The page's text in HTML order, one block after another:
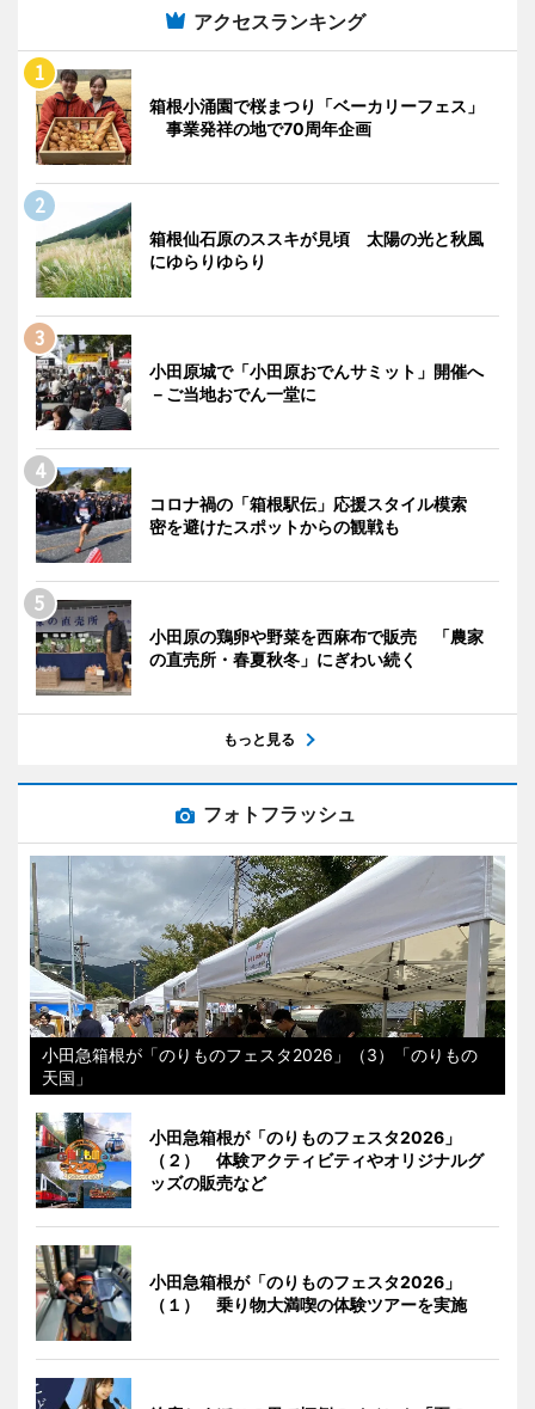
アクセスランキング
箱根小涌園で桜まつり「ベーカリーフェス」
事業発祥の地で70周年企画
箱根仙石原のススキが見頃 太陽の光と秋風
にゆらりゆらり
小田原城で「小田原おでんサミット」開催へ
－ご当地おでん一堂に
コロナ禍の「箱根駅伝」応援スタイル模索
密を避けたスポットからの観戦も
小田原の鶏卵や野菜を西麻布で販売 「農家
の直売所・春夏秋冬」にぎわい続く
もっと見る
フォトフラッシュ
小田急箱根が「のりものフェスタ2026」（3）「のりもの
天国」
小田急箱根が「のりものフェスタ2026」
（２） 体験アクティビティやオリジナルグ
ッズの販売など
小田急箱根が「のりものフェスタ2026」
（１） 乗り物大満喫の体験ツアーを実施